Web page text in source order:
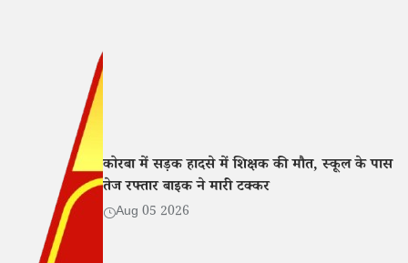
कोरबा में सड़क हादसे में शिक्षक की मौत, स्कूल के पास
तेज रफ्तार बाइक ने मारी टक्कर
Aug 05 2026